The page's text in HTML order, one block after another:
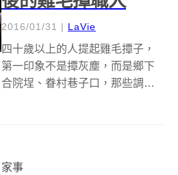
2016/01/31 | LaVie
四十歲以上的人提起雞毛撢子，
第一印象不是撢灰塵，而是鄉下
合院埕、眷村巷子口，那些調皮
片片親手粘纏羽毛的陳忠露夫
家事